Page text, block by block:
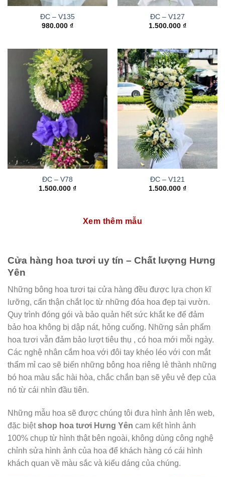
ĐC – V135
980.000 ₫
ĐC – V127
1.500.000 ₫
ĐC – V78
1.500.000 ₫
ĐC – V121
1.500.000 ₫
Xem thêm mẫu
Cửa hàng hoa tươi uy tín – Chất lượng Hưng
Yên
Những bông hoa tươi tại cửa hàng đều được lựa chọn kĩ
lưỡng, cẩn thận chắt lọc từ những đóa hoa đẹp tại vườn.
Quy trình đóng gói và bảo quản hết sức khắt ke để đảm
bảo hoa không bị dập nát, hỏng cuống. Những sản phẩm
hoa tươi vẫn đảm bảo lượt tiêu thụ , có hoa mới mỗi ngày.
Các nghệ nhân cắm hoa với đôi tay khéo léo với con mắt
thẩm mỉ cao sẽ biến những bông hoa riêng lẻ thành những
bó hoa màu sắc hài hòa, chắc chắn bạn sẽ yêu vẻ đẹp của
nó từ cái nhìn đầu tiên.
Những mẫu hoa sẽ được chúng tôi đưa hình ảnh lên web,
đặc biệtshop hoa tươi Hưng Yên cam kết hình ảnh
100% chụp từ hình thật bên ngoài, không dùng công nghệ
chỉnh sửa hình ảnh của hoa để khách hàng có cái hình
khách quan về màu sắc và kiểu dáng của chúng.